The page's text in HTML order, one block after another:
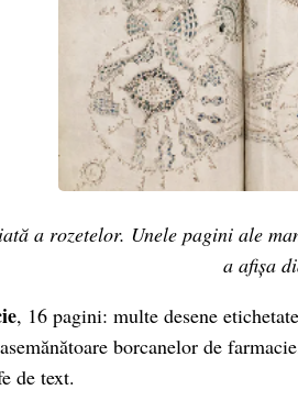
a rozetelor. Unele pagini ale
a afișa
, 16 pagini: multe desene
borcanelor de
de text.